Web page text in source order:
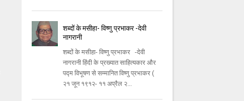
शब्दों के मसीहा- विष्णु प्रभाकर -देवी
नागरानी
शब्दों के मसीहा- विष्णु प्रभाकर -देवी
नागरानी हिंदी के प्रख्यात साहित्यकार और
पद्म विभूषण से सम्मानित विष्णु प्रभाकर (
२१ जून १९१२- ११ अप्रैल २...